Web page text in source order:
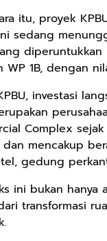
itu, proyek
sedang
diperuntukkan
WP 1B, dengan
investasi
Complex
mencakup
gedung
ini bukan hanya
transformasi
Sri